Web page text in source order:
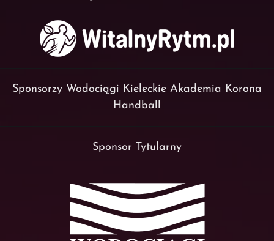
Sponsorzy Wodociągi Kieleckie Akademia Korona
Handball
Sponsor Tytularny